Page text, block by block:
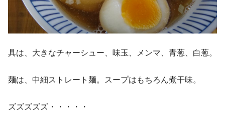
具は、大きなチャーシュー、味玉、メンマ、青葱、白葱。
麺は、中細ストレート麺。スープはもちろん煮干味。
ズズズズズ・・・・・